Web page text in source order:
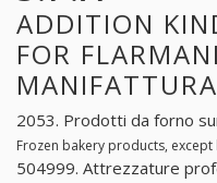
ADDITION
FOR
2053. Prodotti da forno
Frozen bakery products, except
504999. Attrezzature